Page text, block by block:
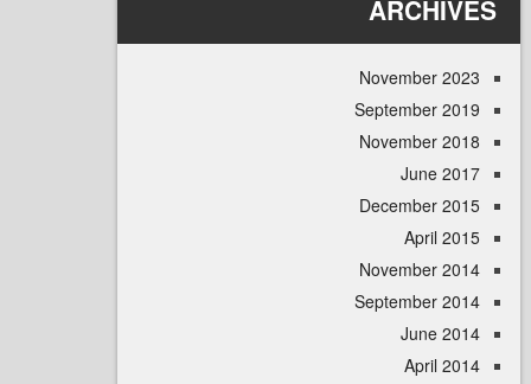
November
September
November
June
December
April
November
September
June
April